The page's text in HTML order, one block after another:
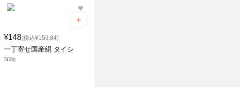
¥148(税込¥159.84)
一丁寄せ国産絹 タイシ
360g